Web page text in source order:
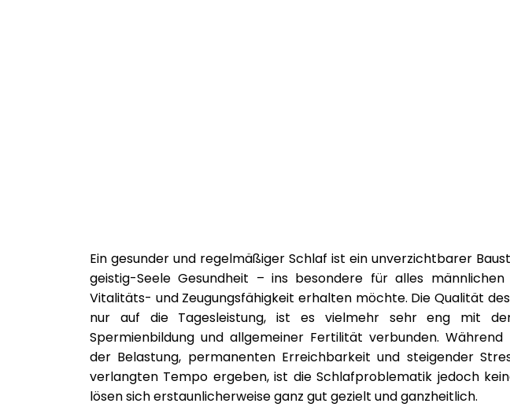
Ein gesunder und regelmäßiger Schlaf ist ein unverzichtbarer
geistig-Seele Gesundheit – ins besondere für alles
Vitalitäts- und Zeugungsfähigkeit erhalten möchte. Die Qualität
nur auf die Tagesleistung, ist es vielmehr sehr eng mit
Spermienbildung und allgemeiner Fertilität verbunden.
der Belastung, permanenten Erreichbarkeit und steigender
verlangten Tempo ergeben, ist die Schlafproblematik jedoch
lösen sich erstaunlicherweise ganz gut gezielt und ganzheitlich.